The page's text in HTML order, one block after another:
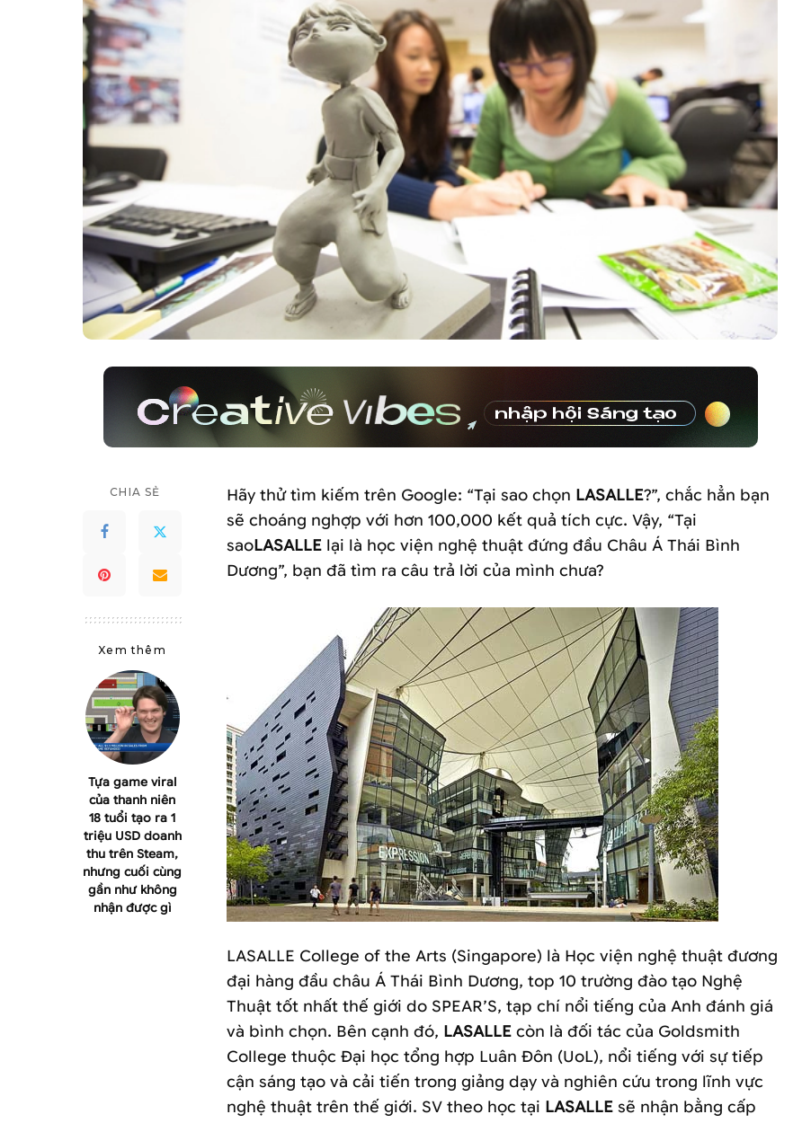
CHIA SẺ
Xem thêm
Tựa game viral
của thanh niên
18 tuổi tạo ra 1
triệu USD doanh
thu trên Steam,
nhưng cuối cùng
gần như không
nhận được gì
Hãy thử tìm kiếm trên Google: “Tại sao chọn LASALLE?”, chắc hẳn bạn
sẽ choáng nghợp với hơn 100,000 kết quả tích cực. Vậy, “Tại
saoLASALLE lại là học viện nghệ thuật đứng đầu Châu Á Thái Bình
Dương”, bạn đã tìm ra câu trả lời của mình chưa?
LASALLE College of the Arts (Singapore) là Học viện nghệ thuật đương
đại hàng đầu châu Á Thái Bình Dương, top 10 trường đào tạo Nghệ
Thuật tốt nhất thế giới do SPEAR’S, tạp chí nổi tiếng của Anh đánh giá
và bình chọn. Bên cạnh đó, LASALLE còn là đối tác của Goldsmith
College thuộc Đại học tổng hợp Luân Đôn (UoL), nổi tiếng với sự tiếp
cận sáng tạo và cải tiến trong giảng dạy và nghiên cứu trong lĩnh vực
nghệ thuật trên thế giới. SV theo học tại LASALLE sẽ nhận bằng cấp